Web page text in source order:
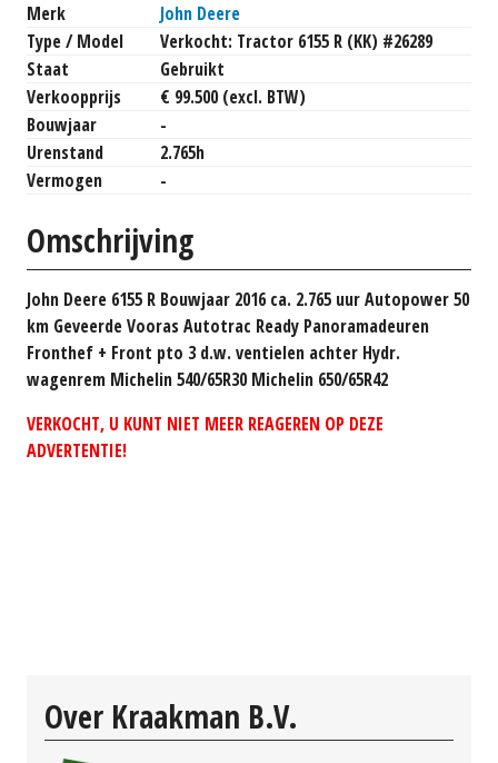
Merk
John Deere
Type / Model
Verkocht: Tractor 6155 R (KK) #26289
Staat
Gebruikt
Verkoopprijs
€ 99.500 (excl. BTW)
Bouwjaar
-
Urenstand
2.765h
Vermogen
-
Omschrijving
John Deere 6155 R Bouwjaar 2016 ca. 2.765 uur Autopower 50
km Geveerde Vooras Autotrac Ready Panoramadeuren
Fronthef + Front pto 3 d.w. ventielen achter Hydr.
wagenrem Michelin 540/65R30 Michelin 650/65R42
VERKOCHT, U KUNT NIET MEER REAGEREN OP DEZE
ADVERTENTIE!
Over Kraakman B.V.